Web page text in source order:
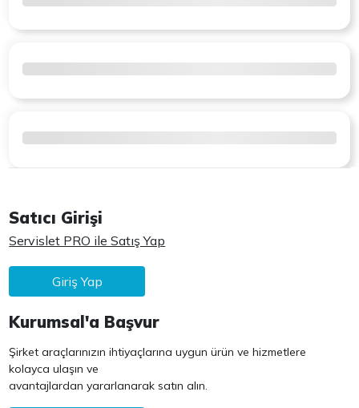
Satıcı Girişi
Servislet PRO ile Satış Yap
Giriş Yap
Kurumsal'a Başvur
Şirket araçlarınızın ihtiyaçlarına uygun ürün ve hizmetlere
kolayca ulaşın ve
avantajlardan yararlanarak satın alın.